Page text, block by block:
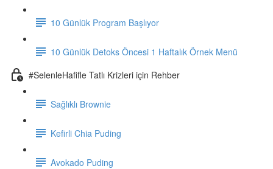
10 Günlük Program Başlıyor
10 Günlük Detoks Öncesi 1 Haftalık Örnek Menü
#SelenleHafifle Tatlı Krizleri için Rehber
Sağlıklı Brownie
Kefirli Chia Puding
Avokado Puding